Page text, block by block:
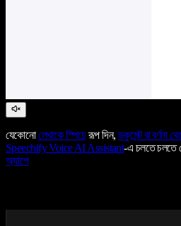
যেকোনোলেখাকে স্পিচেরূপ দিন, ডকুমেন্ট বা বর্ণনা
Speechify Voice AI Assistant-এ চলতে চলতে
অ্যাপে